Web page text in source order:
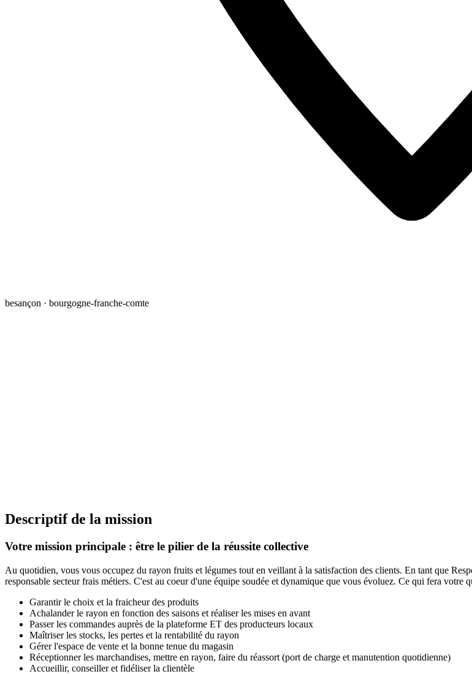
besançon · bourgogne-franche-comte
Descriptif de la mission
Votre mission principale : être le pilier de la réussite collective
Au quotidien, vous vous occupez du rayon fruits et légumes tout en veillant à la satisfaction des clients. En tant que
responsable secteur frais métiers. C'est au coeur d'une équipe soudée et dynamique que vous évoluez. Ce qui fera votre
Garantir le choix et la fraicheur des produits
Achalander le rayon en fonction des saisons et réaliser les mises en avant
Passer les commandes auprès de la plateforme ET des producteurs locaux
Maîtriser les stocks, les pertes et la rentabilité du rayon
Gérer l'espace de vente et la bonne tenue du magasin
Réceptionner les marchandises, mettre en rayon, faire du réassort (port de charge et manutention quotidienne)
Accueillir, conseiller et fidéliser la clientèle